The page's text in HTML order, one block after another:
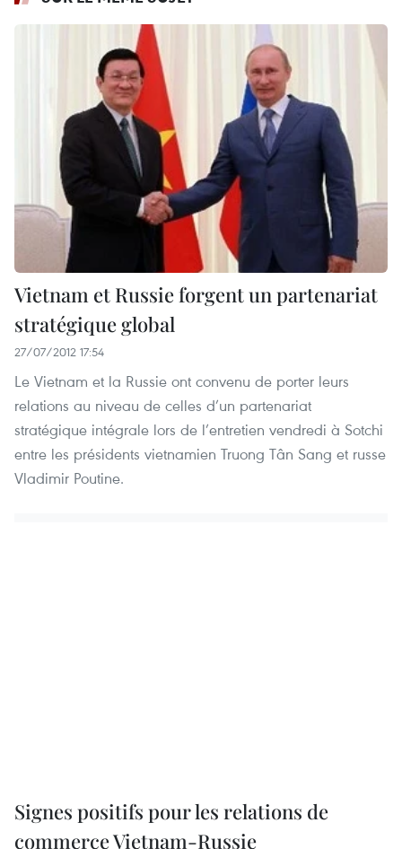
Vietnam et Russie forgent un partenariat
stratégique global
27/07/2012 17:54
Le Vietnam et la Russie ont convenu de porter leurs
relations au niveau de celles d’un partenariat
stratégique intégrale lors de l’entretien vendredi à Sotchi
entre les présidents vietnamien Truong Tân Sang et russe
Vladimir Poutine.
Signes positifs pour les relations de
commerce Vietnam-Russie